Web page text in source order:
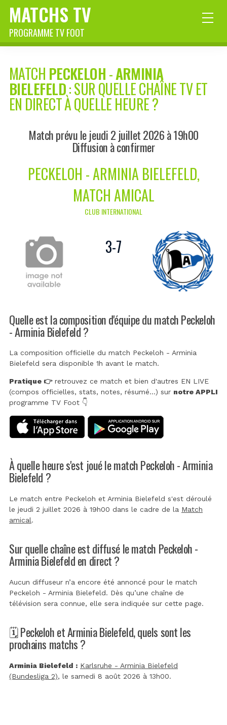
MATCHS TV
PROGRAMME TV FOOT
MATCH PECKELOH-ARMINIA
BIELEFELD: SUR QUELLE CHAÎNE TV ET
EN DIRECT À QUELLE HEURE ?
Match prévu le jeudi 2 juillet 2026 à 19h00
Diffusion à confirmer
PECKELOH - ARMINIA BIELEFELD,
MATCH AMICAL
CLUB INTERNATIONAL
3-7
Quelle est la composition d'équipe du match Peckeloh
- Arminia Bielefeld ?
La composition officielle du match Peckeloh - Arminia
Bielefeld sera disponible 1h avant le match.
Pratique 👉retrouvez ce match et bien d'autres EN LIVE
(compos officielles, stats, notes, résumé...) sur notre APPLI
programme TV Foot 👇
À quelle heure s'est joué le match Peckeloh - Arminia
Bielefeld ?
Le match entre Peckeloh et Arminia Bielefeld s'est déroulé
le jeudi 2 juillet 2026 à 19h00 dans le cadre de la Match
amical.
Sur quelle chaîne est diffusé le match Peckeloh -
Arminia Bielefeld en direct ?
Aucun diffuseur n’a encore été annoncé pour le match
Peckeloh - Arminia Bielefeld. Dès qu’une chaîne de
télévision sera connue, elle sera indiquée sur cette page.
🗓️ Peckeloh et Arminia Bielefeld, quels sont les
prochains matchs ?
Arminia Bielefeld : Karlsruhe - Arminia Bielefeld
(Bundesliga 2), le samedi 8 août 2026 à 13h00.